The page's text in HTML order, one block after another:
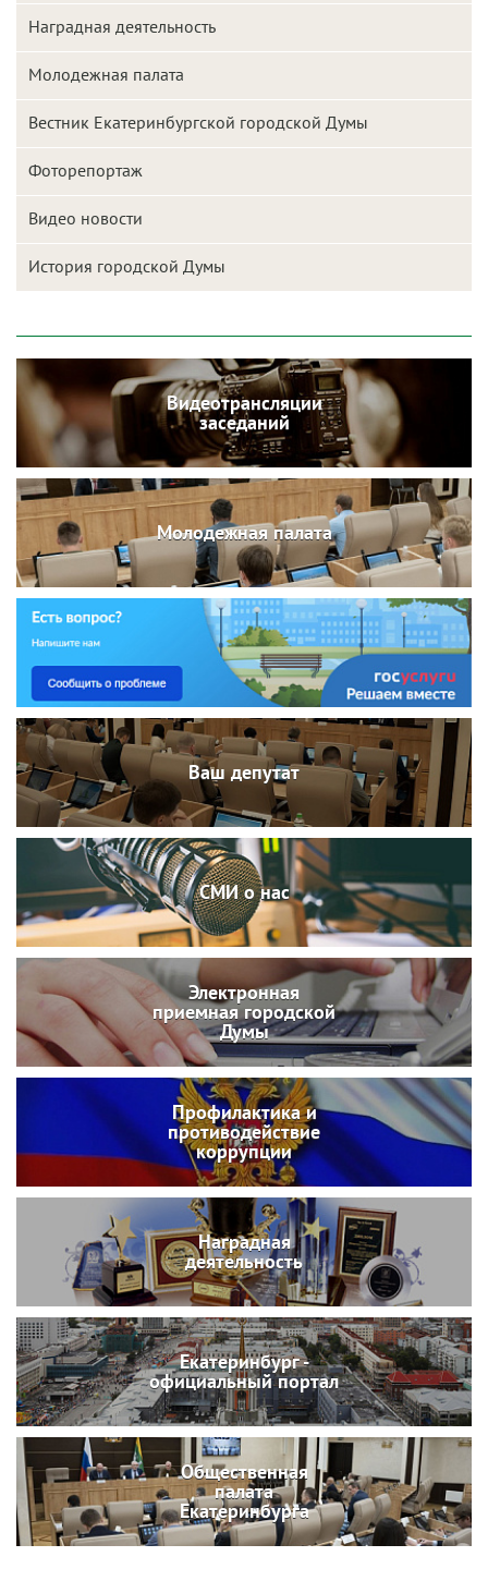
Наградная деятельность
Молодежная палата
Вестник Екатеринбургской городской Думы
Фоторепортаж
Видео новости
История городской Думы
Видеотрансляции
заседаний
Молодежная палата
Ваш депутат
СМИ о нас
Электронная
приемная городской
Думы
Профилактика и
противодействие
коррупции
Наградная
деятельность
Екатеринбург -
официальный портал
Общественная
палата
Екатеринбурга